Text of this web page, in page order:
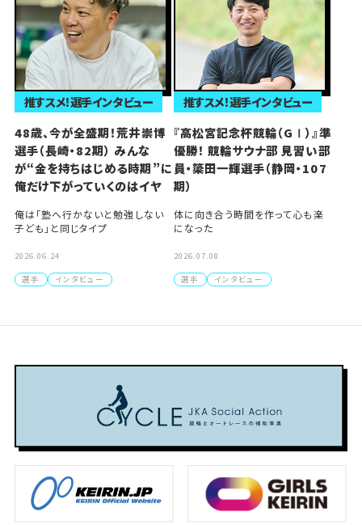
推すスメ！選手インタビュー
48歳、今が全盛期！荒井崇博
選手（長崎・82期） みんな
が“金を持ちはじめる時期”に
俺だけ下がっていくのはイヤ
俺は「塾へ行かないと勉強しない
子ども」と同じタイプ
2026.06.24
選手 インタビュー
推すスメ！選手インタビュー
『高松宮記念杯競輪（GⅠ）』準
優勝！ 競輪サウナ部 見習い部
員・簗田一輝選手（静岡・107
期）
体に向き合う時間を作って心も楽
になった
2026.07.08
選手 インタビュー